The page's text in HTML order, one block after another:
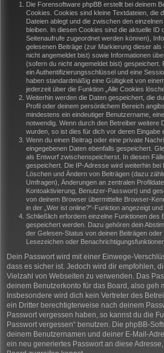
Die Forensoftware phpBB erstellt bei deinem
Cookies. Cookies sind kleine Textdateien, die
Dateien ablegt und die zwischen den
bleiben. In diesen Cookies sind die aktuelle ID
Seitenaufrufe zugeordnet werden können),
gelesenen Beiträge (zur Markierung dieser
nicht angemeldet bist) sowie Informationen
(sofern du nicht angemeldet bist) gespeichert.
ein Authentifizierungsschlüssel und eine
haben standardmäßig eine Gültigkeit von
jederzeit über die Funktion „Alle Cookies
Weiterhin werden die Daten gespeichert, die
Profil oder deinem persönlichem Bereich
mindestens ein eindeutiger Benutzername,
notwendig. Wenn durch den Betreiber weitere
wurden, so ist dies für dich vor deren Eingabe
Wenn du einen Beitrag oder eine private
eingegebenen Daten ebenfalls gespeichert.
als Entwurf zwischenspeicherst. In diesen
gespeichert. Die IP-Adresse wird weiterhin bei
Löschen und Ändern von Beiträgen (dazu
Umfragen), Änderungen an zentralen
Kontoaktivierung, Benutzer-Passwort) und
von deinem Browser übermittelte Browser-
in der „Wer ist online?“-Funktion angezeigt
Schließlich erfordern einzelne Funktionen des
gespeichert werden. Dazu gehören dein
der Gelesen-Status von deinen Beiträgen
Lesezeichen oder
Dein Passwort wird mit einer Einwege-
dass es sicher ist. Jedoch wird dir empfohlen,
Vielzahl von Webseiten zu verwenden. Das
deinem Benutzerkonto für das Board, also geh
Insbesondere wird dich kein Vertreter des
ein Dritter berechtigterweise nach deinem
Passwort vergessen haben, so kannst du die
Passwort vergessen“ benutzen. Die phpBB-
deinem Benutzernamen und deiner E-Mail-
ein neu generiertes Passwort an diese